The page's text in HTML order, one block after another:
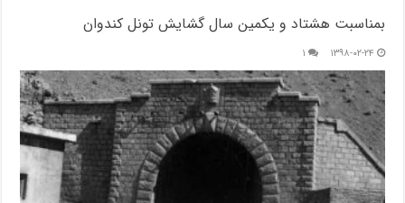
بمناسبت هشتاد و یکمین سال گشایش تونل کندوان
۱۳۹۸-۰۲-۲۴ ۱